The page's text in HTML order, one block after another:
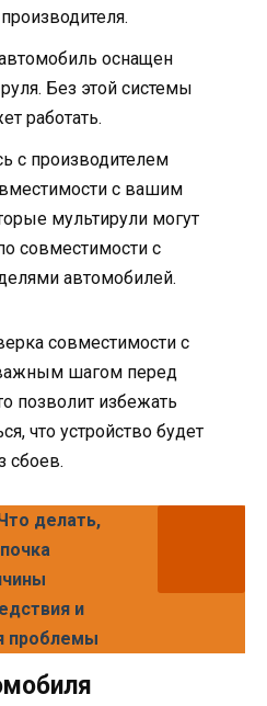
оснащен
Без этой системы
работать.
с производителем
с вашим
мультирули могут
совместимости с
автомобилей.
совместимости с
шагом перед
позволит избежать
что устройство будет
сбоев.
делать,
и
проблемы